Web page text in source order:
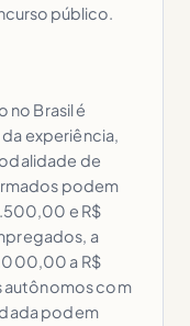
público.
no Brasil é
experiência,
de
podem
e R$
a
a R$
com
podem